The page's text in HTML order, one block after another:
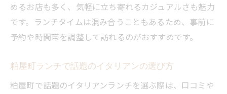
めるお店も多く、気軽に立ち寄れるカジュアルさも魅力
です。ランチタイムは混み合うこともあるため、事前に
予約や時間帯を調整して訪れるのがおすすめです。
粕屋町ランチで話題のイタリアンの選び方
粕屋町で話題のイタリアンランチを選ぶ際は、口コミや